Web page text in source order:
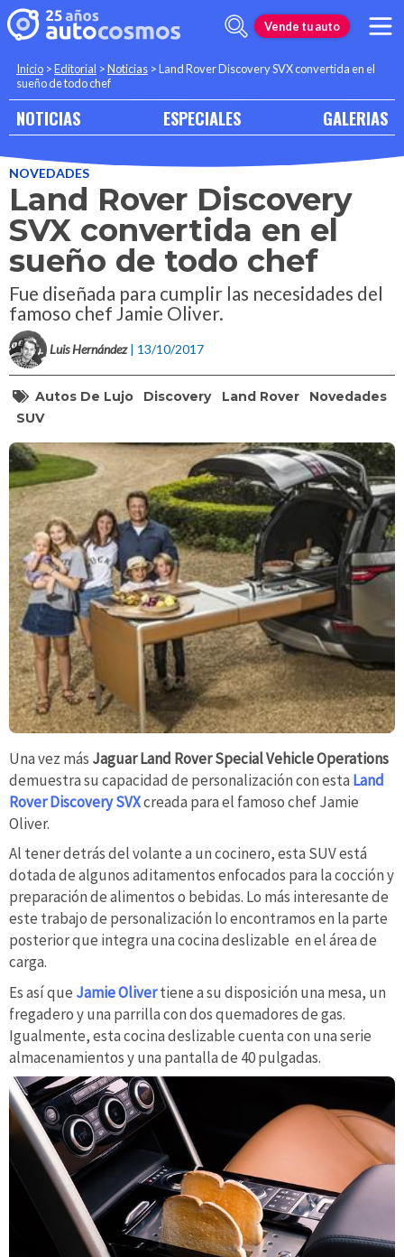
Vende tu auto
Inicio >Editorial >Noticias >Land Rover Discovery SVX convertida en el
sueño de todo chef
NOTICIAS ESPECIALES GALERIAS
NOVEDADES
Land Rover Discovery
SVX convertida en el
sueño de todo chef
Fue diseñada para cumplir las necesidades del
famoso chef Jamie Oliver.
Luis Hernández | 13/10/2017
Autos De Lujo Discovery Land Rover
Novedades
SUV
Una vez más Jaguar Land Rover Special Vehicle Operations
demuestra su capacidad de personalización con esta Land
Rover Discovery SVXcreada para el famoso chef Jamie
Oliver.
Al tener detrás del volante a un cocinero, esta SUV está
dotada de algunos aditamentos enfocados para la cocción y
preparación de alimentos o bebidas. Lo más interesante de
este trabajo de personalización lo encontramos en la parte
posterior que integra una cocina deslizable en el área de
carga.
Es así que Jamie Olivertiene a su disposición una mesa, un
fregadero y una parrilla con dos quemadores de gas.
Igualmente, esta cocina deslizable cuenta con una serie
almacenamientos y una pantalla de 40 pulgadas.